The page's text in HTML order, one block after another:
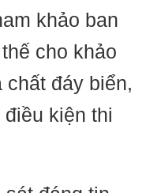
khảo ban
cho khảo
đáy biển,
kiện thi